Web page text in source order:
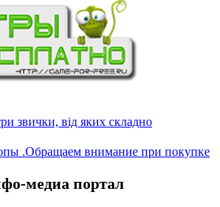
звички, від яких складно
.Обращаем внимание при покупке
медиа портал